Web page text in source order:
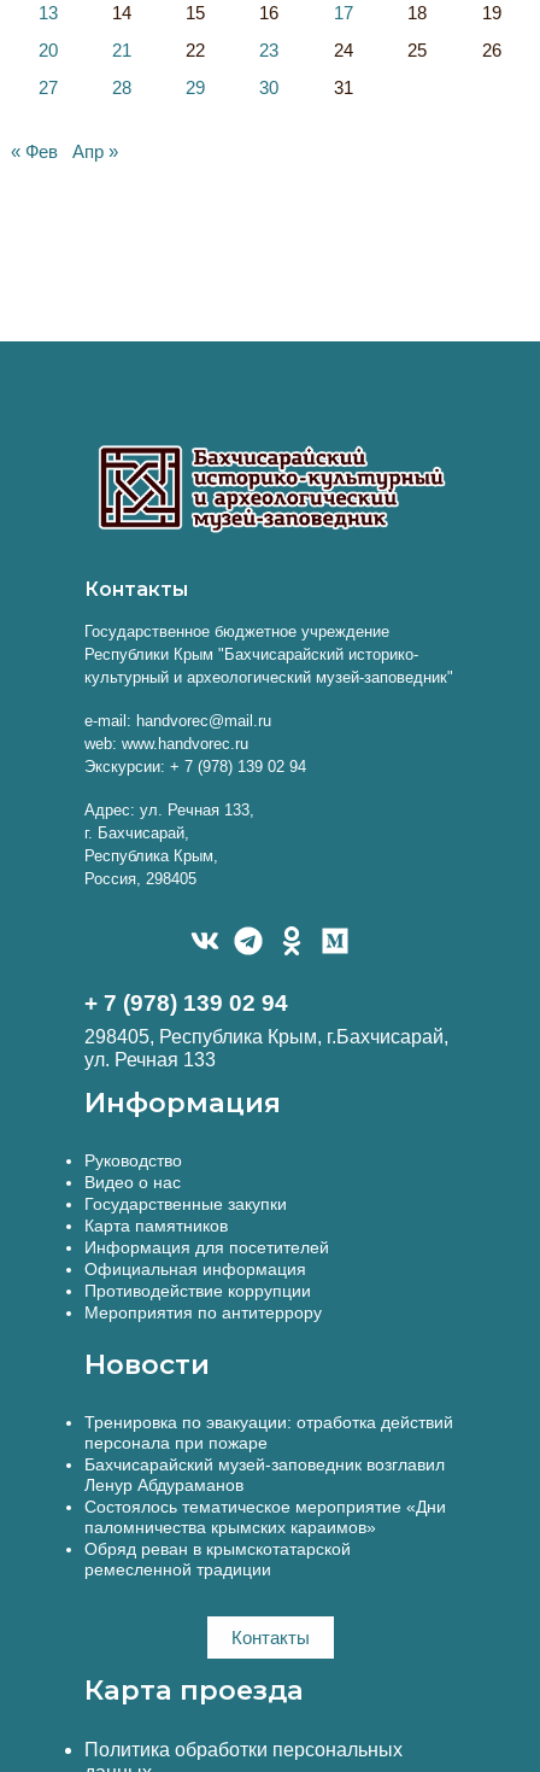
13
14 15 16 17 18
19
20
21 22 23 24 25
26
27
28 29 30 31
« Фев Апр »
Контакты
Государственное бюджетное учреждение
Республики Крым "Бахчисарайский историко-
культурный и археологический музей-заповедник"
e-mail: handvorec@mail.ru
web: www.handvorec.ru
Экскурсии: + 7 (978) 139 02 94
Адрес: ул. Речная 133,
г. Бахчисарай,
Республика Крым,
Россия, 298405
+ 7 (978) 139 02 94
298405, Республика Крым, г.Бахчисарай,
ул. Речная 133
Информация
Руководство
Видео о нас
Государственные закупки
Карта памятников
Информация для посетителей
Официальная информация
Противодействие коррупции
Мероприятия по антитеррору
Новости
Тренировка по эвакуации: отработка действий
персонала при пожаре
Бахчисарайский музей-заповедник возглавил
Ленур Абдураманов
Состоялось тематическое мероприятие «Дни
паломничества крымских караимов»
Обряд реван в крымскотатарской
ремесленной традиции
Контакты
Карта проезда
Политика обработки персональных